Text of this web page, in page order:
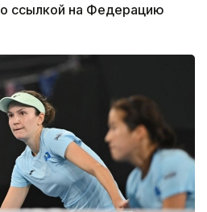
ссылкой на Федерацию